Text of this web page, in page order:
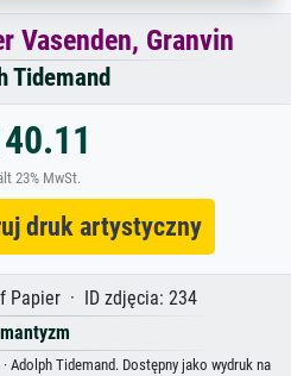
Vasenden, Granvin
Tidemand
23% MwSt.
druk artystyczny
· ID zdjęcia: 234
Adolph Tidemand. Dostępny jako wydruk na